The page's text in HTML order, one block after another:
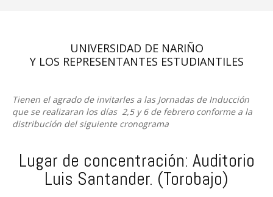
UNIVERSIDAD DE NARIÑO
Y LOS REPRESENTANTES ESTUDIANTILES
Tienen el agrado de invitarles a las Jornadas de Inducción
que se realizaran los días 2,5 y 6 de febrero conforme a la
distribución del siguiente cronograma
Lugar de concentración: Auditorio
Luis Santander. (Torobajo)